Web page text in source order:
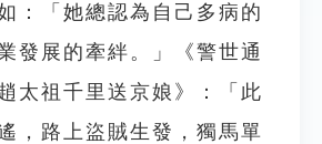
：「她總認為自己多病的
發展的牽絆。」《警世通
太祖千里送京娘》：「此
，路上盜賊生發，獨馬單